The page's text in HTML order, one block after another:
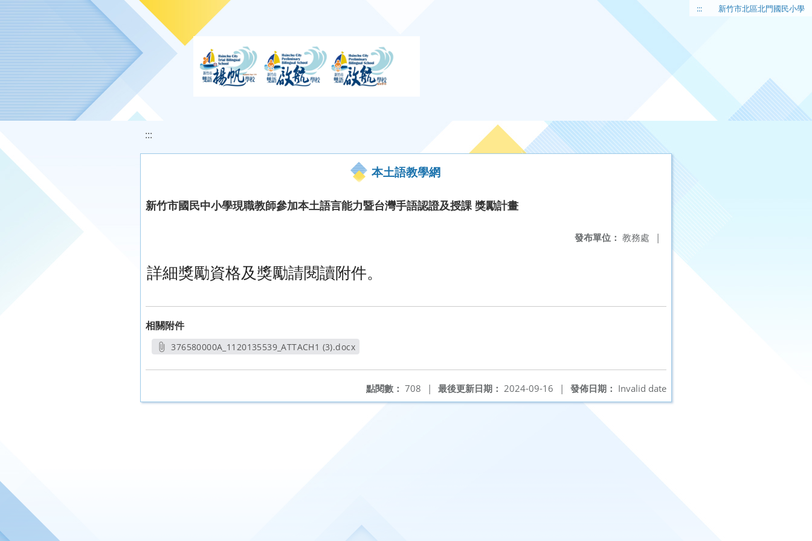
移至網頁之主要內容區位置 ::: 新竹市北區北門國民小學
:::
本土語教學網
新竹市國民中小學現職教師參加本土語言能力暨台灣手語認證及授課 獎勵計畫
發布單位： 教務處 |
詳細獎勵資格及獎勵請閱讀附件。
相關附件
376580000A_1120135539_ATTACH1 (3).docx
發佈日期： Invalid date
最後更新日期： 2024-09-16 |
點閱數： 708 |